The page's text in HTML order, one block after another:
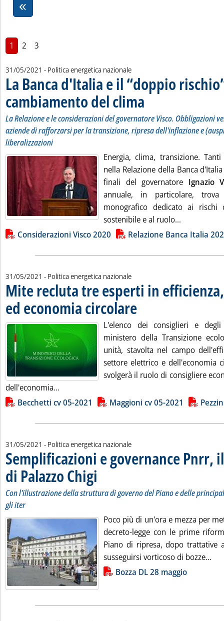
1 2 3
31/05/2021 - Politica energetica nazionale
La Banca d'Italia e il “doppio
cambiamento del clima . Sottotitolo: La Relazione e le
. Pubblicata lunedì 31 maggio
La Relazione e le considerazioni del governatore Visco. Obbligazioni
aziende di rafforzarsi per la transizione, ripresa dell'inflazione e
liberalizzazioni
Energia, clima, transizione.
nella Relazione della Banca
finali del governatore Ignazio
annuale, in particolare,
monografico dedicato ai rischi
sostenibile e al ruolo...
Lista allegati PDF alla notizia
Considerazioni Visco 2020 Relazione Banca Italia
31/05/2021 - Politica energetica nazionale
Mite recluta tre esperti in
ed economia circolare
L'elenco dei consiglieri e
ministero della Transizione
unità, stavolta nel campo
settore elettrico e dell'economia
svolgerà il ruolo di consigliere
dell'economia...
Lista allegati PDF alla notizia
Becchetti cv 05-2021 Maggioni cv 05-2021
31/05/2021 - Politica energetica nazionale
Semplificazioni e governance Pnrr,
di Palazzo Chigi . Sottotitolo: Con l'illustrazione della struttura di
. Pubblicata lunedì 31 maggio 2021 alle 9.19.
Con l'illustrazione della struttura di governo del Piano e delle
gli iter
Poco più di un'ora e mezza per
decreto-legge con le prime
Piano di ripresa, dopo trattative
susseguirsi vorticoso di bozze...
Lista allegati PDF alla notiziaBozza DL 28 maggio